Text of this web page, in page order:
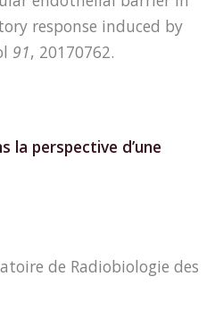
response induced by
91, 20170762.
la perspective d’une
de Radiobiologie des